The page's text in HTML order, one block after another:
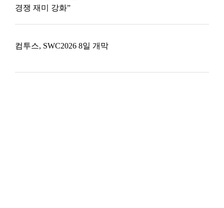
경쟁 재미 강화”
컴투스, SWC2026 8일 개막